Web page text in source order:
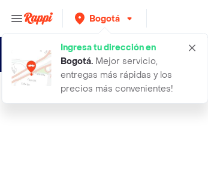
Bogotá
Ingresa tu dirección en
Bogotá. Mejor servicio,
entregas más rápidas y los
precios más convenientes!
serum de acido hialuronico de bioaq